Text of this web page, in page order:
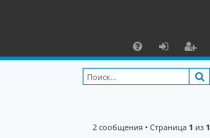
F
A
х
о
ег
и
р
2 сообщения • Страница 1 из 1